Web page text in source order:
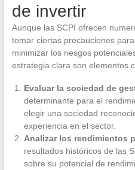
de invertir
Aunque las SCPI ofrecen
tomar ciertas precauciones
minimizar los riesgos
estrategia clara son elementos
Evaluar la sociedad de
determinante para el
elegir una sociedad
experiencia en el sector.
Analizar los rendimientos
resultados históricos de las
sobre su potencial de